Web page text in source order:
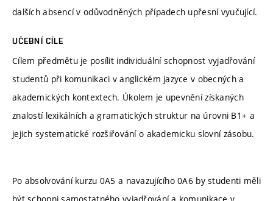
dalších absencí v odůvodněných případech upřesní vyučující.
UČEBNÍ CÍLE
Cílem předmětu je posílit individuální schopnost vyjadřování
studentů při komunikaci v anglickém jazyce v obecných a
akademických kontextech. Úkolem je upevnění získaných
znalostí lexikálních a gramatických struktur na úrovni B1+ a
jejich systematické rozšiřování o akademicku slovní zásobu.
Po absolvování kurzu 0A5 a navazujícího 0A6 by studenti měli